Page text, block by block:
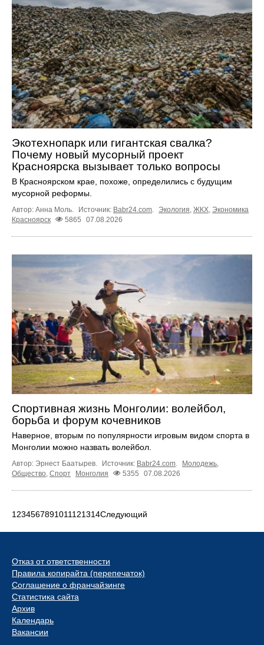
Экотехнопарк или гигантская свалка?
Почему новый мусорный проект
Красноярска вызывает только вопросы
В Красноярском крае, похоже, определились с будущим
мусорной реформы.
Автор: Анна Моль. Источник: Babr24.com. Экология, ЖКХ, Экономика
Красноярск
5865 07.08.2026
Спортивная жизнь Монголии: волейбол,
борьба и форум кочевников
Наверное, вторым по популярности игровым видом спорта в
Монголии можно назвать волейбол.
Автор: Эрнест Баатырев. Источник: Babr24.com Молодежь
Общество, Спорт Монголия 5355 07.08.2026
1 234567891011121314Следующий
Отказ от ответственности
Правила копирайта (перепечаток)
Соглашение о франчайзинге
Статистика сайта
Архив
Календарь
Вакансии